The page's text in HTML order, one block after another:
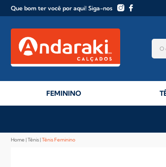
Que bom ter você por aqui! Siga-nos
FEMININO
Home Tênis Tênis Feminino